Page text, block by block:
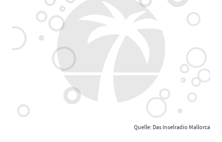
Quelle: Das Inselradio Mallorca